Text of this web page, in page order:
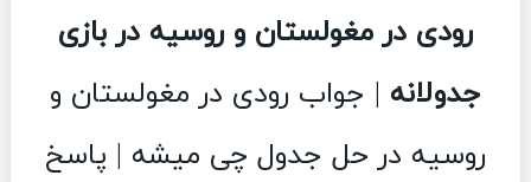
رودی در مغولستان و روسیه در بازی
جدولانه | جواب رودی در مغولستان و
روسیه در حل جدول چی میشه | پاسخ